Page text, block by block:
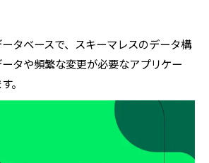
タベースで、スキーマレスのデータ構
タや頻繁な変更が必要なアプリケー
。